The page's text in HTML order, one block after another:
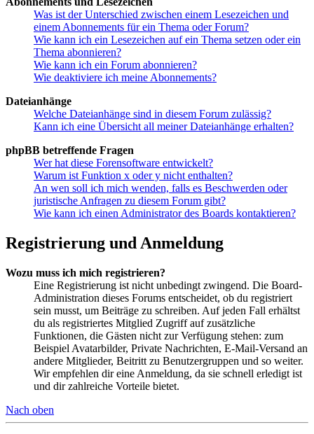
Was ist der Unterschied zwischen einem Lesezeichen und
einem Abonnements für ein Thema oder Forum?
Wie kann ich ein Lesezeichen auf ein Thema setzen oder ein
Thema abonnieren?
Wie kann ich ein Forum abonnieren?
Wie deaktiviere ich meine Abonnements?
Dateianhänge
Welche Dateianhänge sind in diesem Forum zulässig?
Kann ich eine Übersicht all meiner Dateianhänge erhalten?
phpBB betreffende Fragen
Wer hat diese Forensoftware entwickelt?
Warum ist Funktion x oder y nicht enthalten?
An wen soll ich mich wenden, falls es Beschwerden oder
juristische Anfragen zu diesem Forum gibt?
Wie kann ich einen Administrator des Boards kontaktieren?
Registrierung und Anmeldung
Wozu muss ich mich registrieren?
Eine Registrierung ist nicht unbedingt zwingend. Die Board-
Administration dieses Forums entscheidet, ob du registriert
sein musst, um Beiträge zu schreiben. Auf jeden Fall erhältst
du als registriertes Mitglied Zugriff auf zusätzliche
Funktionen, die Gästen nicht zur Verfügung stehen: zum
Beispiel Avatarbilder, Private Nachrichten, E-Mail-Versand an
andere Mitglieder, Beitritt zu Benutzergruppen und so weiter.
Wir empfehlen dir eine Anmeldung, da sie schnell erledigt ist
und dir zahlreiche Vorteile bietet.
Nach oben